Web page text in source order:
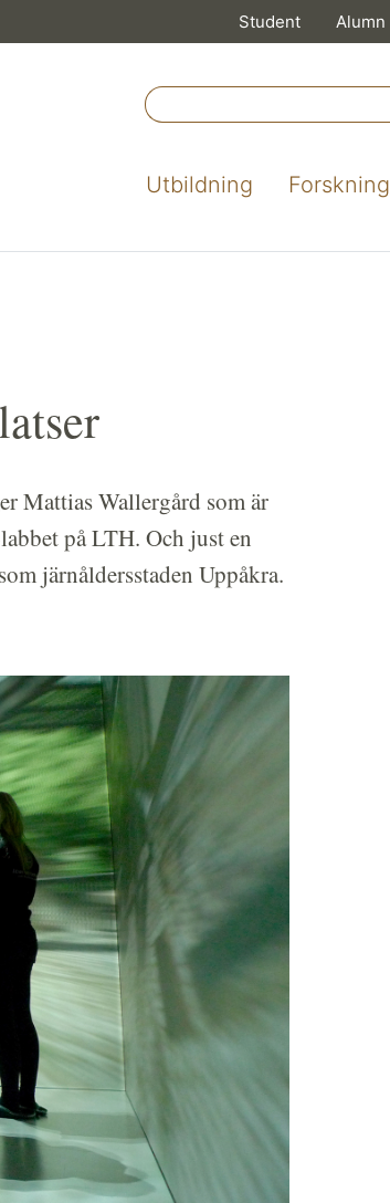
Student Alumn
Utbildning Forskning
Mattias Wallergård som är
på LTH. Och just en
järnåldersstaden Uppåkra.